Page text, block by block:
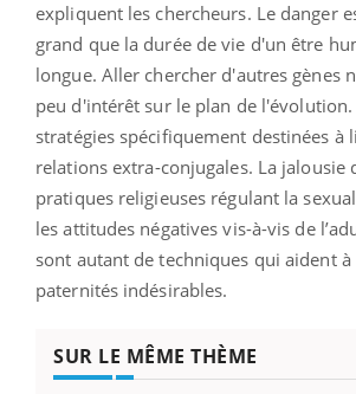
expliquent les chercheurs. Le danger
grand que la durée de vie d'un être
longue. Aller chercher d'autres gènes
peu d'intérêt sur le plan de l'évolution.
stratégies spécifiquement destinées à
relations extra-conjugales. La jalousie
pratiques religieuses régulant la
les attitudes négatives vis-à-vis de
sont autant de techniques qui aident
paternités indésirables.
SUR LE MÊME THÈME